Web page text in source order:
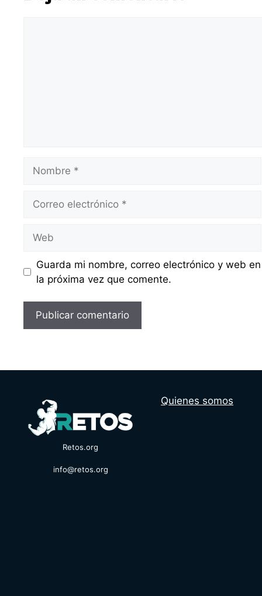
electrónico
Guarda mi nombre, correo electrónico y web
la próxima vez que comente.
Retos.org
info@retos.org
Quienes somos